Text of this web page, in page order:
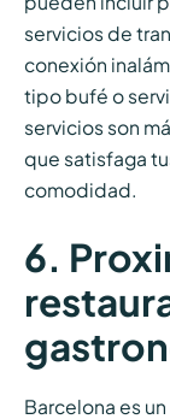
servicios de
conexión
tipo bufé o
servicios son
que satisfaga
comodidad.
6.
Barcelona es